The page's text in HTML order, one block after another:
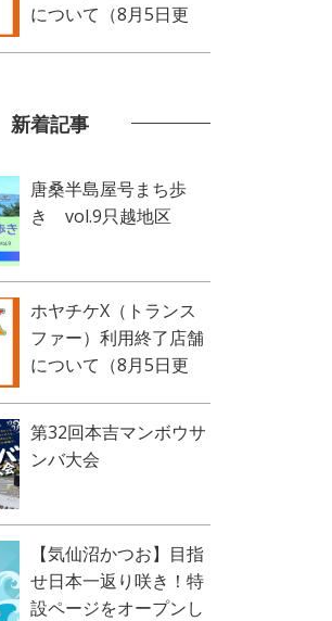
について（8月5日更
新着記事
唐桑半島屋号まち歩
き vol.9只越地区
ホヤチケX（トランス
ファー）利用終了店舗
について（8月5日更
第32回本吉マンボウサ
ンバ大会
【気仙沼かつお】目指
せ日本一返り咲き！特
設ページをオープンし